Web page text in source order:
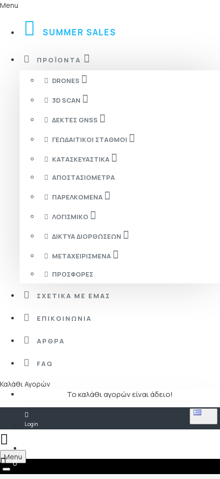
Menu
SUMMER SALES
ΠΡΟΪΌΝΤΑ
DRONES
3D SCAN
ΔΈΚΤΕΣ GNSS
ΓΕΩΔΑΙΤΙΚΟΊ ΣΤΑΘΜΟΊ
ΚΑΤΑΣΚΕΥΑΣΤΙΚΆ
ΑΠΟΣΤΑΣΙΌΜΕΤΡΑ
ΠΑΡΕΛΚΌΜΕΝΑ
ΛΟΓΙΣΜΙΚΌ
ΔΊΚΤΥΑ ΔΙΟΡΘΏΣΕΩΝ
ΜΕΤΑΧΕΙΡΙΣΜΈΝΑ
ΠΡΟΣΦΟΡΈΣ
ΣΧΕΤΙΚΆ ΜΕ ΕΜΆΣ
ΕΠΙΚΟΙΝΩΝΊΑ
ΆΡΘΡΑ
FAQ
Καλάθι Αγορών
Το καλάθι αγορών είναι άδειο!
Login
Menu
0